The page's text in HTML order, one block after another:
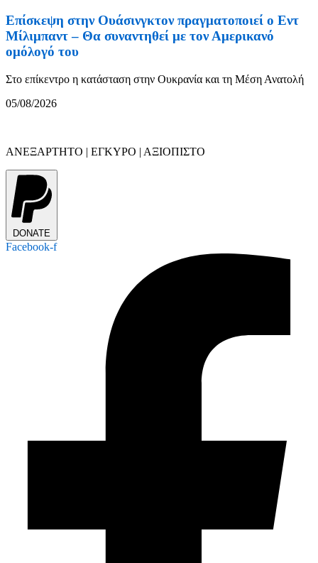
Επίσκεψη στην Ουάσινγκτον πραγματοποιεί ο Εντ
Μίλιμπαντ – Θα συναντηθεί με τον Αμερικανό
ομόλογό του
Στο επίκεντρο η κατάσταση στην Ουκρανία και τη Μέση Ανατολή
05/08/2026
ΑΝΕΞΑΡΤΗΤΟ | ΕΓΚΥΡΟ | ΑΞΙΟΠΙΣΤΟ
DONATE
Facebook-f